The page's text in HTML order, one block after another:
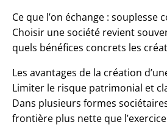
Ce que l’on échange : souplesse
Choisir une société revient
quels bénéfices concrets les
Les avantages de la création
Limiter le risque patrimonial et
Dans plusieurs formes
frontière plus nette que